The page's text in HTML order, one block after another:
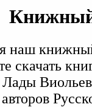
наш
скачать
Лады
авторов